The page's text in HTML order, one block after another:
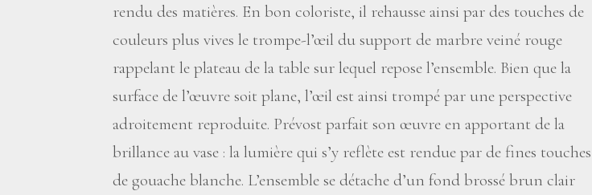
rendu des matières. En bon coloriste, il rehausse ainsi par des touches de
couleurs plus vives le trompe-l’œil du support de marbre veiné rouge
rappelant le plateau de la table sur lequel repose l’ensemble. Bien que la
surface de l’œuvre soit plane, l’œil est ainsi trompé par une perspective
adroitement reproduite. Prévost parfait son œuvre en apportant de la
brillance au vase : la lumière qui s’y reflète est rendue par de fines touches
de gouache blanche. L’ensemble se détache d’un fond brossé brun clair